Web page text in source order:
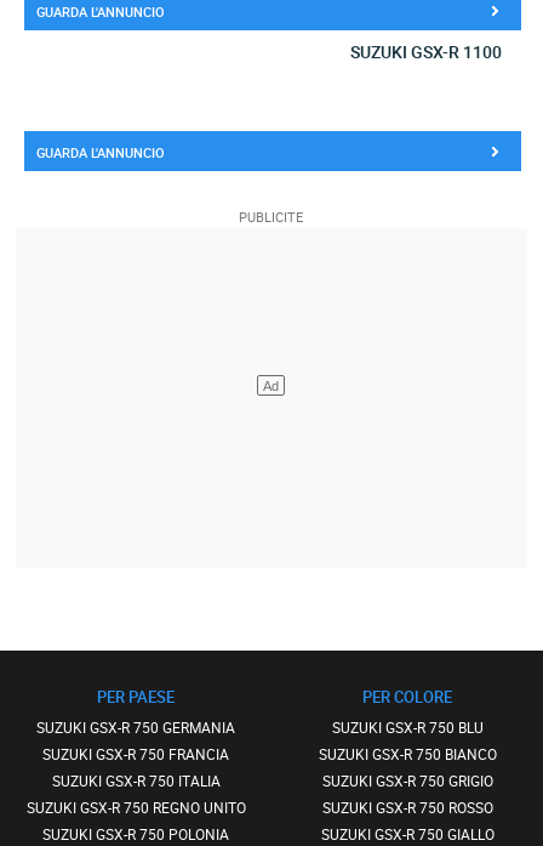
GUARDA L'ANNUNCIO
SUZUKI GSX-R 1100
GUARDA L'ANNUNCIO
PER PAESE
SUZUKI GSX-R 750 GERMANIA
SUZUKI GSX-R 750 FRANCIA
SUZUKI GSX-R 750 ITALIA
SUZUKI GSX-R 750 REGNO UNITO
SUZUKI GSX-R 750 POLONIA
PER COLORE
SUZUKI GSX-R 750 BLU
SUZUKI GSX-R 750 BIANCO
SUZUKI GSX-R 750 GRIGIO
SUZUKI GSX-R 750 ROSSO
SUZUKI GSX-R 750 GIALLO